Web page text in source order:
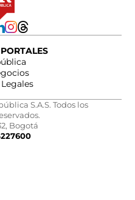
S.A.S. Todos los
Bogotá